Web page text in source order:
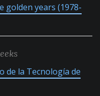
golden years (1978-
de la Tecnología de